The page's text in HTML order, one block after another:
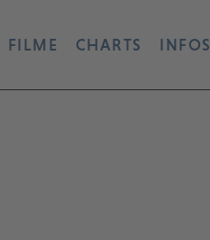
FILME CHARTS INFOS